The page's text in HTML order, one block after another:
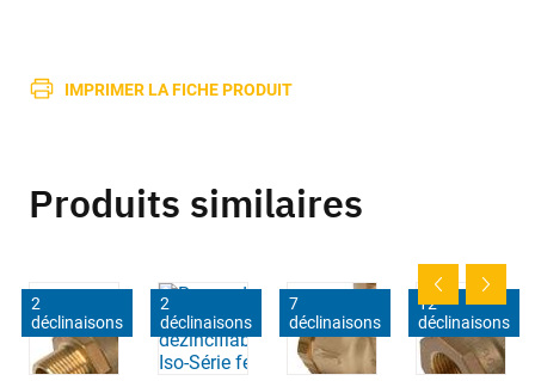
IMPRIMER LA FICHE PRODUIT
Produits similaires
2
déclinaisons
2
déclinaisons
7
déclinaisons
12
déclinaisons